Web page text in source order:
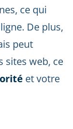
ce qui
De plus,
peut
sites web, ce
et votre